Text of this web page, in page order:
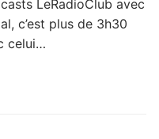
LeRadioClub avec
c’est plus de 3h30
celui…